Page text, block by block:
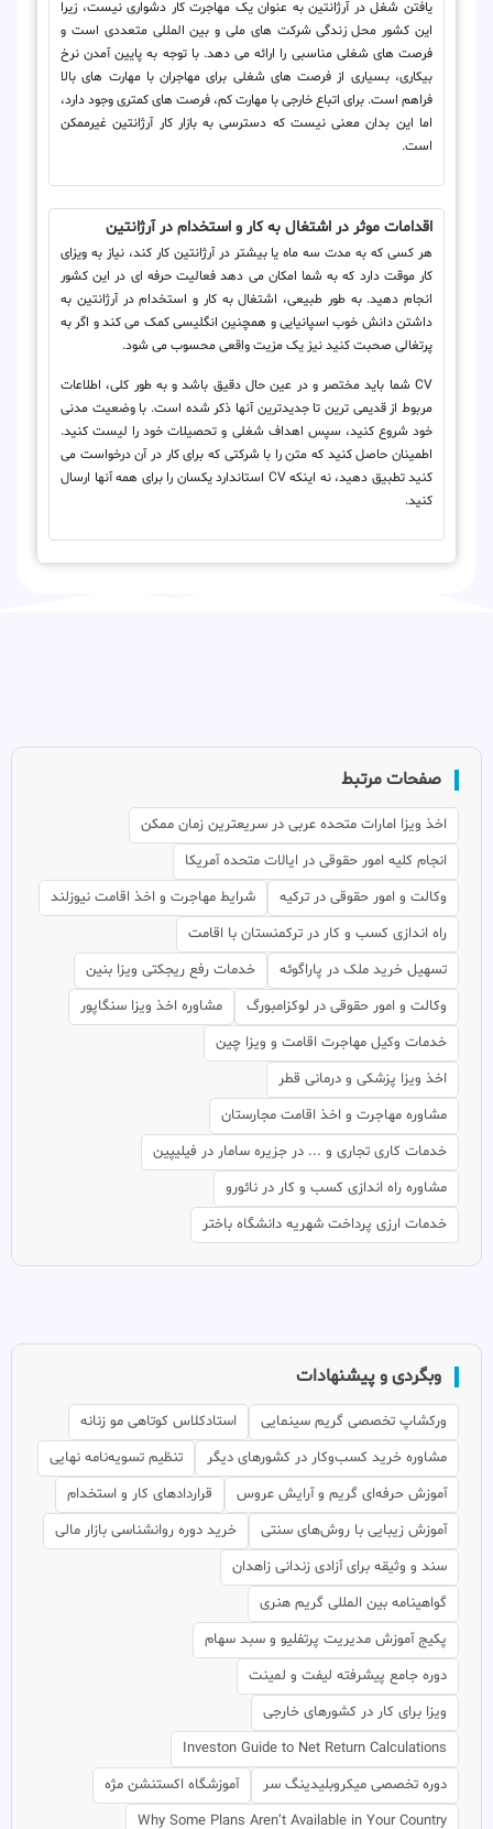
یافتن شغل در آرژانتین به عنوان یک مهاجرت کار دشواری نیست، زیرا
این کشور محل زندگی شرکت های ملی و بین المللی متعددی است و
فرصت های شغلی مناسبی را ارائه می دهد. با توجه به پایین آمدن نرخ
بیکاری، بسیاری از فرصت های شغلی برای مهاجران با مهارت های بالا
فراهم است. برای اتباع خارجی با مهارت کم، فرصت های کمتری وجود دارد،
اما این بدان معنی نیست که دسترسی به بازار کار آرژانتین غیرممکن
است.
اقدامات موثر در اشتغال به کار و استخدام در آرژانتین
هر کسی که به مدت سه ماه یا بیشتر در آرژانتین کار کند، نیاز به ویزای
کار موقت دارد که به شما امکان می دهد فعالیت حرفه ای در این کشور
انجام دهید. به طور طبیعی، اشتغال به کار و استخدام در آرژانتین به
داشتن دانش خوب اسپانیایی و همچنین انگلیسی کمک می کند و اگر به
پرتغالی صحبت کنید نیز یک مزیت واقعی محسوب می شود.
CV شما باید مختصر و در عین حال دقیق باشد و به طور کلی، اطلاعات
مربوط از قدیمی ترین تا جدیدترین آنها ذکر شده است. با وضعیت مدنی
خود شروع کنید، سپس اهداف شغلی و تحصیلات خود را لیست کنید.
اطمینان حاصل کنید که متن را با شرکتی که برای کار در آن درخواست می
کنید تطبیق دهید، نه اینکه CV استاندارد یکسان را برای همه آنها ارسال
کنید.
صفحات مرتبط
اخذ ویزا امارات متحده عربی در سریعترین زمان ممکن
انجام کلیه امور حقوقی در ایالات متحده آمریکا
وکالت و امور حقوقی در ترکیه
شرایط مهاجرت و اخذ اقامت نیوزلند
راه اندازی کسب و کار در ترکمنستان با اقامت
تسهیل خرید ملک در پاراگوئه
خدمات رفع ریجکتی ویزا بنین
وکالت و امور حقوقی در لوکزامبورگ
مشاوره اخذ ویزا سنگاپور
خدمات وکیل مهاجرت اقامت و ویزا چین
اخذ ویزا پزشکی و درمانی قطر
مشاوره مهاجرت و اخذ اقامت مجارستان
خدمات کاری تجاری و ... در جزیره سامار در فیلیپین
مشاوره راه اندازی کسب و کار در نائورو
خدمات ارزی پرداخت شهریه دانشگاه باختر
وبگردی و پیشنهادات
ورکشاپ تخصصی گریم سینمایی
استادکلاس کوتاهی مو زنانه
مشاوره خرید کسب‌وکار در کشورهای دیگر
تنظیم تسویه‌نامه نهایی
آموزش حرفه‌ای گریم و آرایش عروس
قراردادهای کار و استخدام
آموزش زیبایی با روش‌های سنتی
خرید دوره روانشناسی بازار مالی
سند و وثیقه برای آزادی زندانی زاهدان
گواهینامه بین المللی گریم هنری
پکیج آموزش مدیریت پرتفلیو و سبد سهام
دوره جامع پیشرفته لیفت و لمینت
ویزا برای کار در کشورهای خارجی
Investon Guide to Net Return Calculations
دوره تخصصی میکروبلیدینگ سر
آموزشگاه اکستنشن مژه
Why Some Plans Aren’t Available in Your Country